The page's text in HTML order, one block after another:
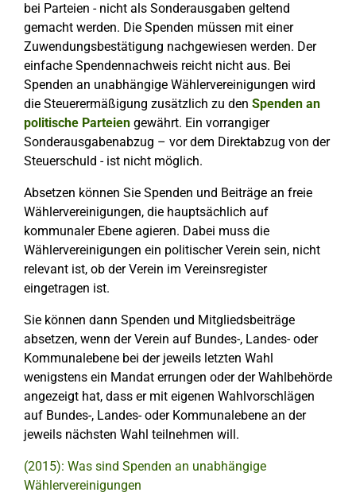
bei Parteien - nicht als Sonderausgaben geltend
gemacht werden. Die Spenden müssen mit einer
Zuwendungsbestätigung nachgewiesen werden. Der
einfache Spendennachweis reicht nicht aus. Bei
Spenden an unabhängige Wählervereinigungen wird
die Steuerermäßigung zusätzlich zu den Spenden an
politische Parteien gewährt. Ein vorrangiger
Sonderausgabenabzug – vor dem Direktabzug von der
Steuerschuld - ist nicht möglich.
Absetzen können Sie Spenden und Beiträge an freie
Wählervereinigungen, die hauptsächlich auf
kommunaler Ebene agieren. Dabei muss die
Wählervereinigungen ein politischer Verein sein, nicht
relevant ist, ob der Verein im Vereinsregister
eingetragen ist.
Sie können dann Spenden und Mitgliedsbeiträge
absetzen, wenn der Verein auf Bundes-, Landes- oder
Kommunalebene bei der jeweils letzten Wahl
wenigstens ein Mandat errungen oder der Wahlbehörde
angezeigt hat, dass er mit eigenen Wahlvorschlägen
auf Bundes-, Landes- oder Kommunalebene an der
jeweils nächsten Wahl teilnehmen will.
(2015): Was sind Spenden an unabhängige
Wählervereinigungen